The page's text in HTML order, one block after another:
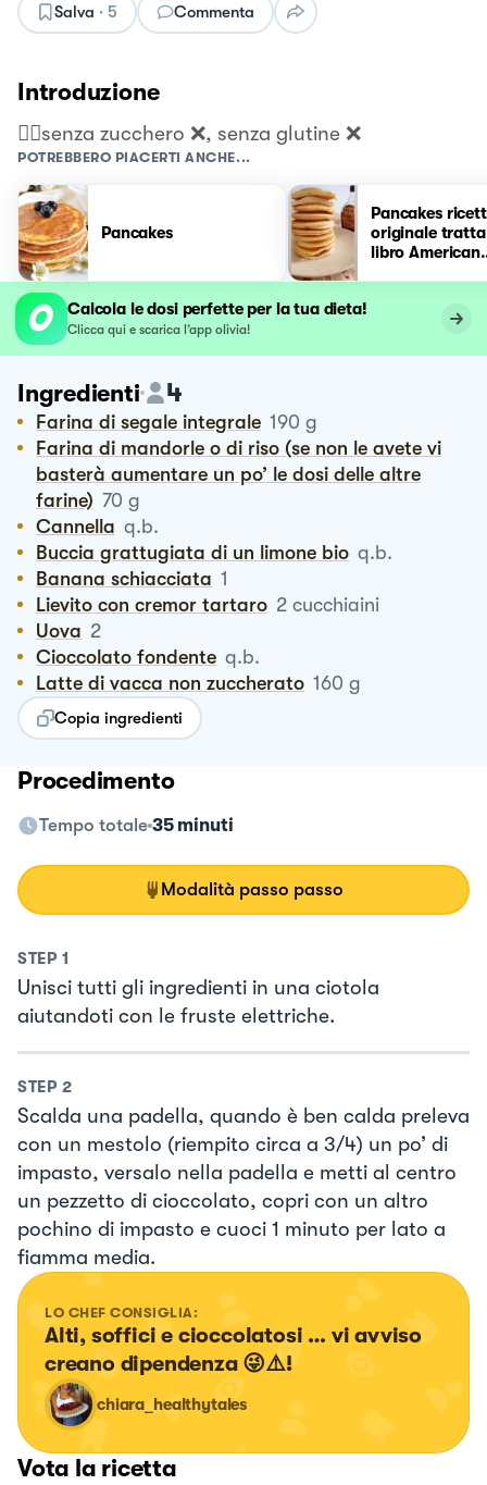
Salva · 5 Commenta
Introduzione
👉🏻senza zucchero ❌, senza glutine ❌
POTREBBERO PIACERTI ANCHE...
Pancakes
Pancakes
originale
libro American
Calcola le dosi perfette per la tua dieta!
Clicca qui e scarica l’app olivia!
Ingredienti 4
Farina di segale integrale 190 g
Farina di mandorle o di riso (se non le avete vi
basterà aumentare un po’ le dosi delle altre
farine) 70 g
Cannella q.b.
Buccia grattugiata di un limone bio q.b.
Banana schiacciata 1
Lievito con cremor tartaro 2 cucchiaini
Uova 2
Cioccolato fondente q.b.
Latte di vacca non zuccherato 160 g
Copia ingredienti
Procedimento
Tempo totale 35 minuti
Modalità passo passo
STEP 1
Unisci tutti gli ingredienti in una ciotola
aiutandoti con le fruste elettriche.
STEP 2
Scalda una padella, quando è ben calda preleva
con un mestolo (riempito circa a 3/4) un po’ di
impasto, versalo nella padella e metti al centro
un pezzetto di cioccolato, copri con un altro
pochino di impasto e cuoci 1 minuto per lato a
fiamma media.
LO CHEF CONSIGLIA:
Alti, soffici e cioccolatosi … vi avviso
creano dipendenza 😜⚠️!
chiara_healthytales
Vota la ricetta